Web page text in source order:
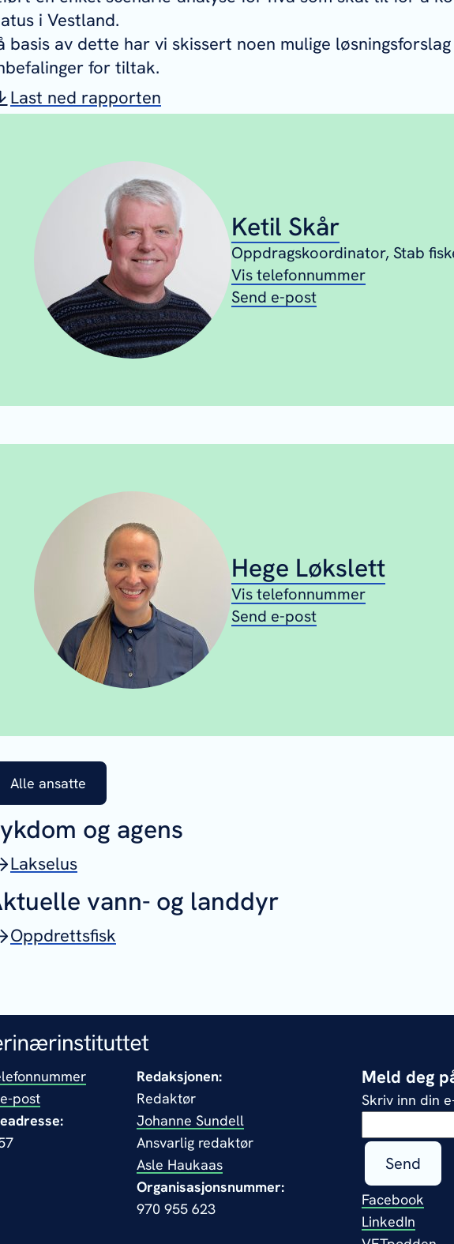
i Vestland.
basis av dette har vi skissert noen mulige
for tiltak.
Last ned rapporten
Ketil Skår
Oppdragskoordinator, Stab
Vis telefonnummer
Send e-post
Hege Løkslett
Vis telefonnummer
Send e-post
Alle ansatte
og agens
Lakselus
vann- og landdyr
Oppdrettsfisk
post
Redaksjonen:
Redaktør
Johanne Sundell
Ansvarlig redaktør
Asle Haukaas
Organisasjonsnummer:
970 955 623
Meld deg
Skriv inn din
Send
Facebook
LinkedIn